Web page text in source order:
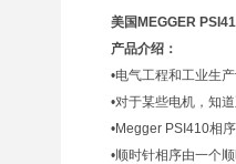
美国MEGGER
产品介绍：
•电气工程和工业生
•对于某些电机，知
•Megger PSI410相
•顺时针相序由一个